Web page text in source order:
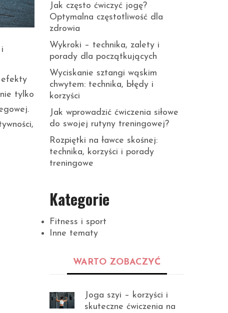
efekty
tylko
Jak często ćwiczyć jogę?
Optymalna częstotliwość dla
zdrowia
Wykroki – technika, zalety i
porady dla początkujących
Wyciskanie sztangi wąskim
chwytem: technika, błędy i
korzyści
Jak wprowadzić ćwiczenia siłowe
do swojej rutyny treningowej?
Rozpiętki na ławce skośnej:
technika, korzyści i porady
treningowe
Kategorie
Fitness i sport
Inne tematy
WARTO ZOBACZYĆ
Joga szyi – korzyści i
skuteczne ćwiczenia na